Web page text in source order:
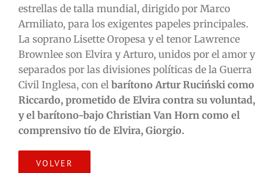
estrellas de talla mundial, dirigido por Marco
Armiliato, para los exigentes papeles principales.
La soprano Lisette Oropesa y el tenor Lawrence
Brownlee son Elvira y Arturo, unidos por el amor y
separados por las divisiones políticas de la Guerra
Civil Inglesa, con el barítono Artur Ruciński como
Riccardo, prometido de Elvira contra su voluntad,
y el barítono-bajo Christian Van Horn como el
comprensivo tío de Elvira, Giorgio.
VOLVER